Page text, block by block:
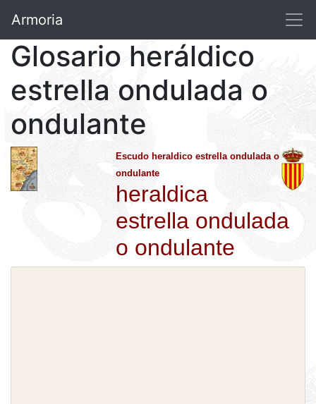
Armoria
Glosario heráldico
estrella ondulada o
ondulante
Escudo heraldico estrella ondulada o
ondulante
heraldica
estrella ondulada
o ondulante